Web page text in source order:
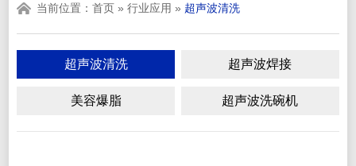
当前位置：首页 »行业应用 » 超声波清洗
超声波清洗 超声波焊接
美容爆脂 超声波洗碗机